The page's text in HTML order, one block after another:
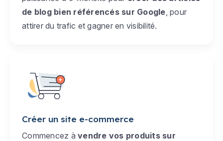
de blog bien référencés sur Google , pour
attirer du trafic et gagner en visibilité.
Créer un site e-commerce
Commencez à vendre vos produits sur